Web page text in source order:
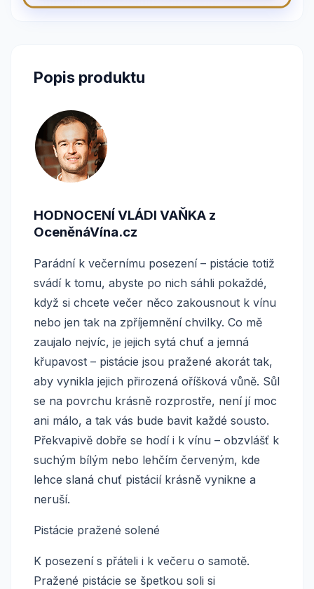
Popis produktu
HODNOCENÍ VLÁDI VAŇKA z
OceněnáVína.cz
Parádní k večernímu posezení – pistácie totiž
svádí k tomu, abyste po nich sáhli pokaždé,
když si chcete večer něco zakousnout k vínu
nebo jen tak na zpříjemnění chvilky. Co mě
zaujalo nejvíc, je jejich sytá chuť a jemná
křupavost – pistácie jsou pražené akorát tak,
aby vynikla jejich přirozená oříšková vůně. Sůl
se na povrchu krásně rozprostře, není jí moc
ani málo, a tak vás bude bavit každé sousto.
Překvapivě dobře se hodí i k vínu – obzvlášť k
suchým bílým nebo lehčím červeným, kde
lehce slaná chuť pistácií krásně vynikne a
neruší.
Pistácie pražené solené
K posezení s přáteli i k večeru o samotě.
Pražené pistácie se špetkou soli si